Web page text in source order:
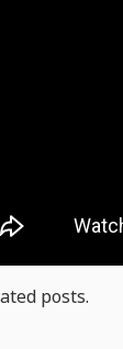
posts.